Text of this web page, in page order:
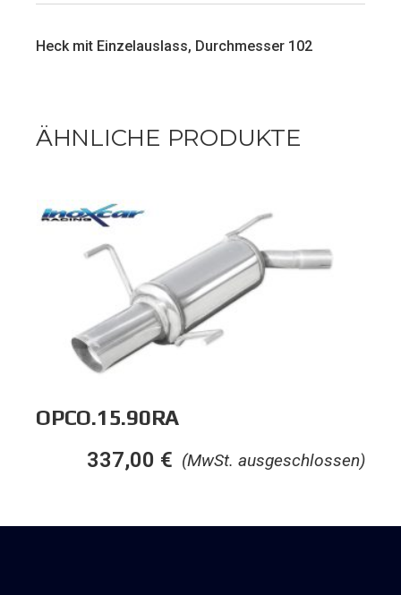
Heck mit Einzelauslass, Durchmesser 102
ÄHNLICHE PRODUKTE
OPCO.15.90RA
(MwSt. ausgeschlossen)
337,00 €